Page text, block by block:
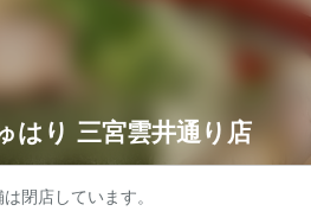
はり 三宮雲井通り店
閉店しています。